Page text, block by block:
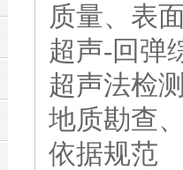
质量、表
超声-回弹
超声法检
地质勘查
依据规范